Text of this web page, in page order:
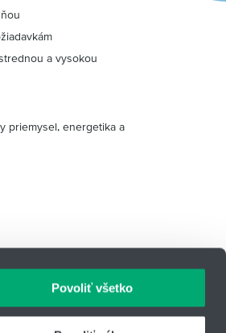
Povoliť všetko
a vysokou
priemysel, energetika a